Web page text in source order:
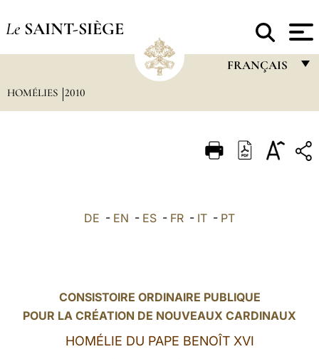
Le SAINT-SIÈGE
FRANÇAIS
ITALIANO
中文
LATINE
HOMÉLIES 2010
DE - EN - ES - FR - IT - PT
CONSISTOIRE ORDINAIRE PUBLIQUE
POUR LA CRÉATION DE NOUVEAUX CARDINAUX
HOMÉLIE DU PAPE BENOÎT XVI